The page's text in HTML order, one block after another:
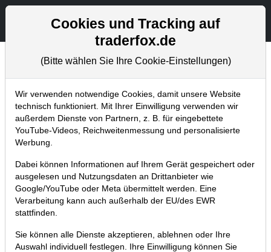
Aktien- und Artikelsuche
Chartanalysen
Home Blog Chartanalysen
Chartanalyse PayPal: setzt die
Aktie jetzt schon zum Turnaround
an?
27.12.2021 um 10:27 Uhr | P. Uhlschmied
Cookies und Tracking auf
traderfox.de
(Bitte wählen Sie Ihre Cookie-Einstellungen)
Wir verwenden notwendige Cookies, damit unsere Website
technisch funktioniert. Mit Ihrer Einwilligung verwenden wir
außerdem Dienste von Partnern, z. B. für eingebettete
YouTube-Videos, Reichweitenmessung und personalisierte
Werbung.
Dabei können Informationen auf Ihrem Gerät gespeichert oder
ausgelesen und Nutzungsdaten an Drittanbieter wie
Google/YouTube oder Meta übermittelt werden. Eine
Verarbeitung kann auch außerhalb der EU/des EWR
stattfinden.
Sie können alle Dienste akzeptieren, ablehnen oder Ihre
Auswahl individuell festlegen. Ihre Einwilligung können Sie